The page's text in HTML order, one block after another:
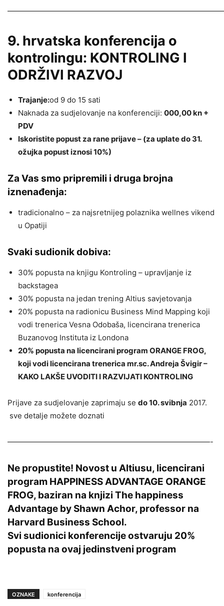
9. hrvatska konferencija o
kontrolingu: KONTROLING I
ODRŽIVI RAZVOJ
Trajanje:od 9 do 15 sati
Naknada za sudjelovanje na konferenciji: 000,00 kn +
PDV
Iskoristite popust za rane prijave – (za uplate do 31.
ožujka popust iznosi 10%)
Za Vas smo pripremili i druga brojna
iznenađenja:
tradicionalno – za najsretnijeg polaznika wellnes vikend
u Opatiji
Svaki sudionik dobiva:
30% popusta na knjigu Kontroling – upravljanje iz
backstagea
30% popusta na jedan trening Altius savjetovanja
20% popusta na radionicu Business Mind Mapping koji
vodi trenerica Vesna Odobaša, licencirana trenerica
Buzanovog Instituta iz Londona
20% popusta na licencirani program ORANGE FROG,
koji vodi licencirana trenerica mr.sc. Andreja Švigir –
KAKO LAKŠE UVODITI I RAZVIJATI KONTROLING
Prijave za sudjelovanje zaprimaju se do 10. svibnja 2017.
sve detalje možete doznati
———————————————————————————-
Ne propustite! Novost u Altiusu, licencirani
program HAPPINESS ADVANTAGE ORANGE
FROG, baziran na knjizi The happiness
Advantage by Shawn Achor, professor na
Harvard Business School.
Svi sudionici konferencije ostvaruju 20%
popusta na ovaj jedinstveni program
OZNAKE konferencija